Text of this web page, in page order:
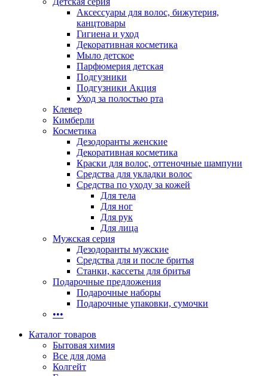
Аксессуары для волос, бижутерия,
канцтовары
Гигиена и уход
Декоративная косметика
Мыло детское
Парфюмерия детская
Подгузники
Подгузники Акция
Уход за полостью рта
Клевер
Кимберли
Косметика
Дезодоранты женские
Декоративная косметика
Краски для волос, оттеночные шампуни
Средства для укладки волос
Средства по уходу за кожей
Для тела
Для ног
Для рук
Для лица
Мужская серия
Дезодоранты мужские
Средства для и после бритья
Станки, кассеты для бритья
Подарочные предложения
Подарочные наборы
Подарочные упаковки, сумочки
•••
Каталог товаров
Бытовая химия
Все для дома
Колгейт